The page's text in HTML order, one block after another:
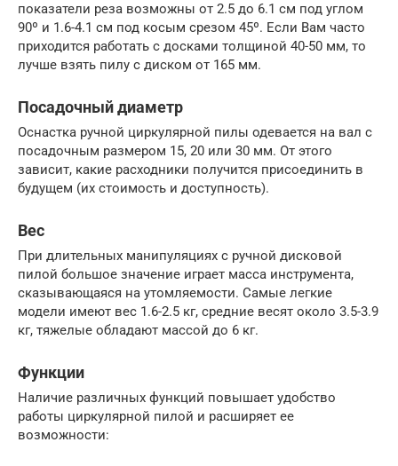
показатели реза возможны от 2.5 до 6.1 см под углом
90º и 1.6-4.1 см под косым срезом 45º. Если Вам часто
приходится работать с досками толщиной 40-50 мм, то
лучше взять пилу с диском от 165 мм.
Посадочный диаметр
Оснастка ручной циркулярной пилы одевается на вал с
посадочным размером 15, 20 или 30 мм. От этого
зависит, какие расходники получится присоединить в
будущем (их стоимость и доступность).
Вес
При длительных манипуляциях с ручной дисковой
пилой большое значение играет масса инструмента,
сказывающаяся на утомляемости. Самые легкие
модели имеют вес 1.6-2.5 кг, средние весят около 3.5-3.9
кг, тяжелые обладают массой до 6 кг.
Функции
Наличие различных функций повышает удобство
работы циркулярной пилой и расширяет ее
возможности: